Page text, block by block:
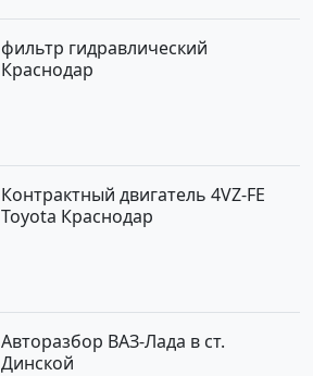
фильтр гидравлический
Краснодар
Контрактный двигатель 4VZ-FE
Toyota Краснодар
Авторазбор ВАЗ-Лада в ст.
Динской